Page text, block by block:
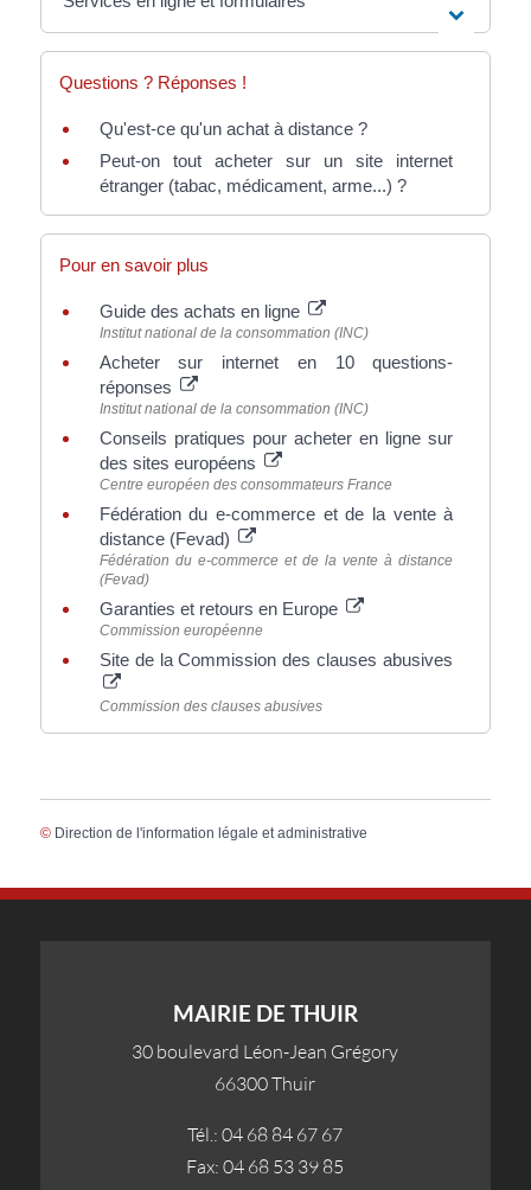
Questions ? Réponses !
Qu'est-ce qu'un achat à distance ?
Peut-on tout acheter sur un site internet
étranger (tabac, médicament, arme...) ?
Pour en savoir plus
Guide des achats en ligne
Institut national de la consommation (INC)
Acheter sur internet en 10 questions-
réponses
Institut national de la consommation (INC)
Conseils pratiques pour acheter en ligne sur
des sites européens
Centre européen des consommateurs France
Fédération du e-commerce et de la vente à
distance (Fevad)
Fédération du e-commerce et de la vente à distance
(Fevad)
Garanties et retours en Europe
Commission européenne
Site de la Commission des clauses abusives
Commission des clauses abusives
© Direction de l'information légale et administrative
MAIRIE DE THUIR
30 boulevard Léon-Jean Grégory
66300 Thuir
Tél.: 04 68 84 67 67
Fax: 04 68 53 39 85